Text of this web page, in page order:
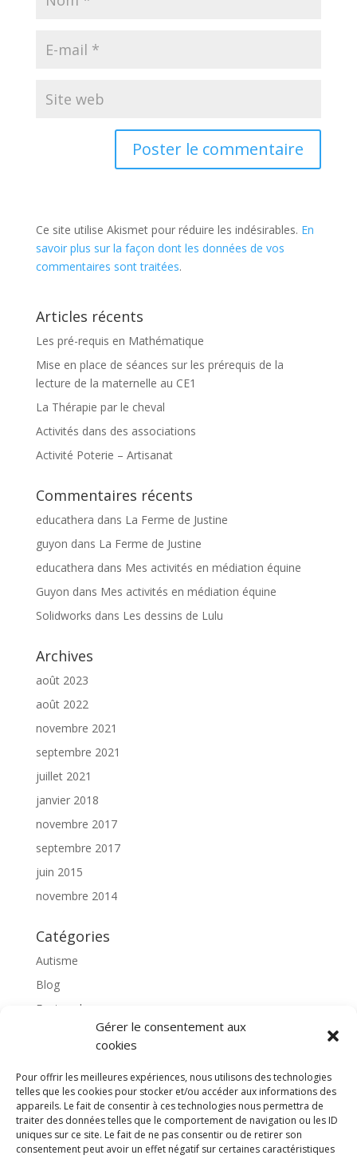
Gérer le consentement aux
cookies
Pour offrir les meilleures expériences, nous utilisons des technologies
telles que les cookies pour stocker et/ou accéder aux informations des
appareils. Le fait de consentir à ces technologies nous permettra de
traiter des données telles que le comportement de navigation ou les ID
uniques sur ce site. Le fait de ne pas consentir ou de retirer son
consentement peut avoir un effet négatif sur certaines caractéristiques
Ce site utilise Akismet pour réduire les indésirables. En
savoir plus sur la façon dont les données de vos
commentaires sont traitées.
Articles récents
Les pré-requis en Mathématique
Mise en place de séances sur les prérequis de la
lecture de la maternelle au CE1
La Thérapie par le cheval
Activités dans des associations
Activité Poterie – Artisanat
Commentaires récents
educathera dans La Ferme de Justine
guyon dans La Ferme de Justine
educathera dans Mes activités en médiation équine
Guyon dans Mes activités en médiation équine
Solidworks dans Les dessins de Lulu
Archives
août 2023
août 2022
novembre 2021
septembre 2021
juillet 2021
janvier 2018
novembre 2017
septembre 2017
juin 2015
novembre 2014
Catégories
Autisme
Blog
Featured
l'apprentissage scolaire
Non classé
partenaires
Poterie
rassemblons nos expériences